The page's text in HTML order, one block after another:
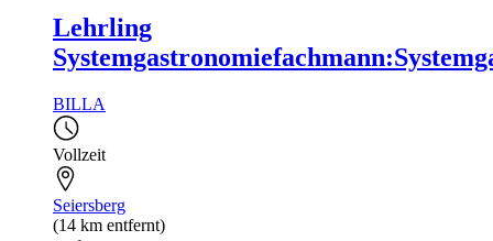
Lehrling
BILLA
Vollzeit
Seiersberg
(14 km entfernt)